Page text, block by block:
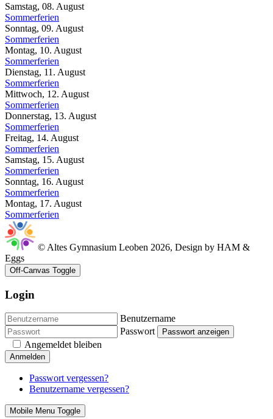
Samstag, 08. August
Sommerferien
Sonntag, 09. August
Sommerferien
Montag, 10. August
Sommerferien
Dienstag, 11. August
Sommerferien
Mittwoch, 12. August
Sommerferien
Donnerstag, 13. August
Sommerferien
Freitag, 14. August
Sommerferien
Samstag, 15. August
Sommerferien
Sonntag, 16. August
Sommerferien
Montag, 17. August
Sommerferien
© Altes Gymnasium Leoben 2026, Design by HAM &
Eggs
Off-Canvas Toggle
Login
Benutzername
Passwort
Passwort anzeigen
Angemeldet bleiben
Anmelden
Passwort vergessen?
Benutzername vergessen?
Mobile Menu Toggle